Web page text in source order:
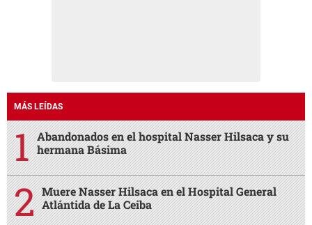
MÁS LEÍDAS
Abandonados en el hospital Nasser Hilsaca y su
hermana Básima
Muere Nasser Hilsaca en el Hospital General
Atlántida de La Ceiba